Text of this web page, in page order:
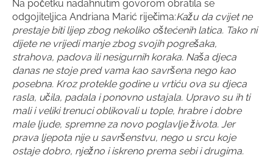
Na početku nadahnutim govorom obratila se
odgojiteljica Andriana Marić riječima:Kažu da cvijet ne
prestaje biti lijep zbog nekoliko oštećenih latica. Tako ni
dijete ne vrijedi manje zbog svojih pogrešaka,
strahova, padova ili nesigurnih koraka. Naša djeca
danas ne stoje pred vama kao savršena nego kao
posebna. Kroz protekle godine u vrtiću ova su djeca
rasla, učila, padala i ponovno ustajala. Upravo su ih ti
mali i veliki trenuci oblikovali u tople, hrabre i dobre
male ljude, spremne za novo poglavlje života. Jer
prava ljepota nije u savršenstvu, nego u srcu koje
ostaje dobro, nježno i iskreno prema sebi i drugima.